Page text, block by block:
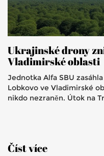
Ukrajinské drony
Vladimirské oblasti
Jednotka Alfa SBU
Lobkovo ve Vladimirské
nikdo nezraněn. Útok na
Číst více